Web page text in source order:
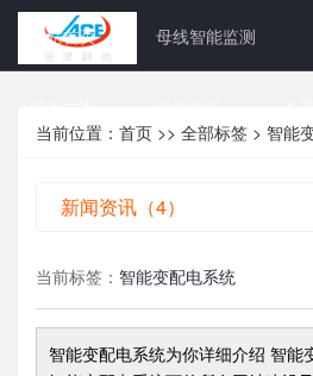
网站首页 母线智能监测
当前位置： 首页 >> 全部标签 > 智能
新闻资讯（4）
当前标签： 智能变配电系统
智能变配电系统为你详细介绍 智能